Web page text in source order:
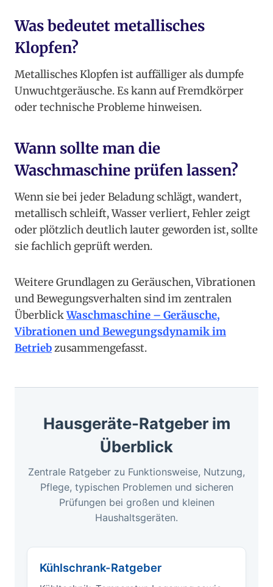
Was bedeutet metallisches
Klopfen?
Metallisches Klopfen ist auffälliger als dumpfe
Unwuchtgeräusche. Es kann auf Fremdkörper
oder technische Probleme hinweisen.
Wann sollte man die
Waschmaschine prüfen lassen?
Wenn sie bei jeder Beladung schlägt, wandert,
metallisch schleift, Wasser verliert, Fehler zeigt
oder plötzlich deutlich lauter geworden ist, sollte
sie fachlich geprüft werden.
Weitere Grundlagen zu Geräuschen, Vibrationen
und Bewegungsverhalten sind im zentralen
ÜberblickWaschmaschine – Geräusche,
Vibrationen und Bewegungsdynamik im
Betriebzusammengefasst.
Hausgeräte-Ratgeber im
Überblick
Zentrale Ratgeber zu Funktionsweise, Nutzung,
Pflege, typischen Problemen und sicheren
Prüfungen bei großen und kleinen
Haushaltsgeräten.
Kühlschrank-Ratgeber